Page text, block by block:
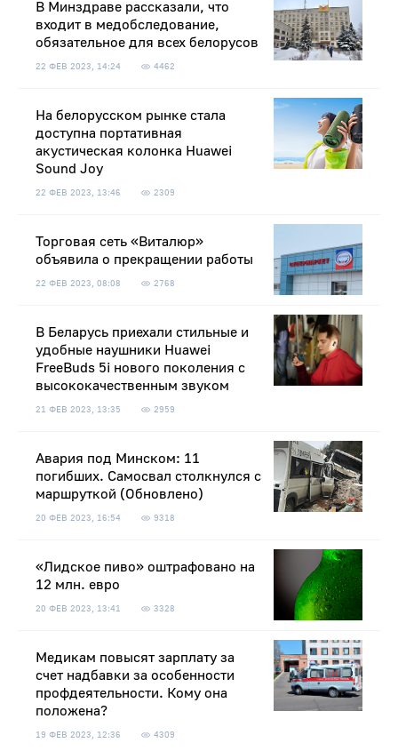
В Минздраве рассказали, что
входит в медобследование,
обязательное для всех белорусов
22 ФЕВ 2023, 14:24 4462
На белорусском рынке стала
доступна портативная
акустическая колонка Huawei
Sound Joy
22 ФЕВ 2023, 13:46 2309
Торговая сеть «Виталюр»
объявила о прекращении работы
22 ФЕВ 2023, 08:08 2768
В Беларусь приехали стильные и
удобные наушники Huawei
FreeBuds 5i нового поколения с
высококачественным звуком
21 ФЕВ 2023, 13:35 2959
Авария под Минском: 11
погибших. Самосвал столкнулся с
маршруткой (Обновлено)
20 ФЕВ 2023, 16:54 9318
«Лидское пиво» оштрафовано на
12 млн. евро
20 ФЕВ 2023, 13:41 3328
Медикам повысят зарплату за
счет надбавки за особенности
профдеятельности. Кому она
положена?
19 ФЕВ 2023, 12:36 4309